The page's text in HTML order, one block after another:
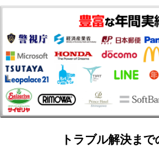
トラブル解決まで